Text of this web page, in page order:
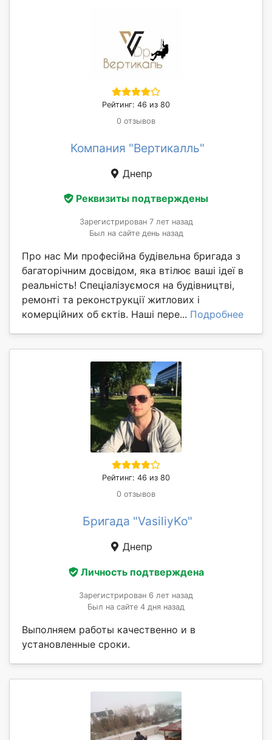
Рейтинг: 46 из 80
0 отзывов
Компания "Вертикалль"
Днепр
Реквизиты подтверждены
Зарегистрирован 7 лет назад
Был на сайте день назад
Про нас Ми професійна будівельна бригада з
багаторічним досвідом, яка втілює ваші ідеї в
реальність! Спеціалізуємося на будівництві,
ремонті та реконструкції житлових і
комерційних об єктів. Наші пере... Подробнее
Рейтинг: 46 из 80
0 отзывов
Бригада "VasiliyKo"
Днепр
Личность подтверждена
Зарегистрирован 6 лет назад
Был на сайте 4 дня назад
Выполняем работы качественно и в
установленные сроки.